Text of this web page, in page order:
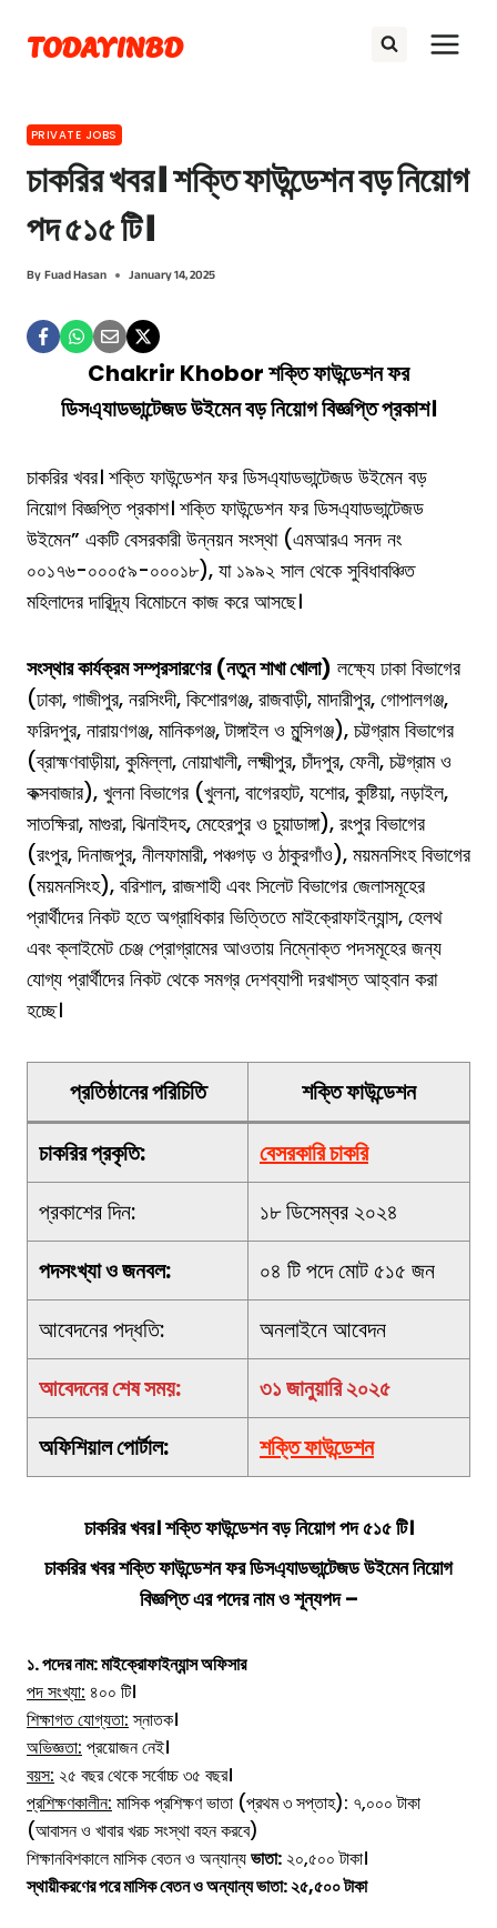
content
TODAYINBD
PRIVATE JOBS
চাকরির খবর। শক্তি ফাউন্ডেশন বড় নিয়োগ
পদ ৫১৫ টি।
ByFuad Hasan January 14, 2025
Chakrir Khobor শক্তি ফাউন্ডেশন ফর
ডিসএ্যাডভান্টেজড উইমেন বড় নিয়োগ বিজ্ঞপ্তি প্রকাশ।
চাকরির খবর। শক্তি ফাউন্ডেশন ফর ডিসএ্যাডভান্টেজড উইমেন বড়
নিয়োগ বিজ্ঞপ্তি প্রকাশ। শক্তি ফাউন্ডেশন ফর ডিসএ্যাডভান্টেজড
উইমেন” একটি বেসরকারী উন্নয়ন সংস্থা (এমআরএ সনদ নং
০০১৭৬-০০০৫৯-০০০১৮), যা ১৯৯২ সাল থেকে সুবিধাবঞ্চিত
মহিলাদের দারিদ্র্য বিমোচনে কাজ করে আসছে।
সংস্থার কার্যক্রম সম্প্রসারণের (নতুন শাখা খোলা) লক্ষ্যে ঢাকা বিভাগের
(ঢাকা, গাজীপুর, নরসিংদী, কিশোরগঞ্জ, রাজবাড়ী, মাদারীপুর, গোপালগঞ্জ,
ফরিদপুর, নারায়ণগঞ্জ, মানিকগঞ্জ, টাঙ্গাইল ও মুন্সিগঞ্জ), চট্টগ্রাম বিভাগের
(ব্রাহ্মণবাড়ীয়া, কুমিল্লা, নোয়াখালী, লক্ষ্মীপুর, চাঁদপুর, ফেনী, চট্টগ্রাম ও
কক্সবাজার), খুলনা বিভাগের (খুলনা, বাগেরহাট, যশোর, কুষ্টিয়া, নড়াইল,
সাতক্ষিরা, মাগুরা, ঝিনাইদহ, মেহেরপুর ও চুয়াডাঙ্গা), রংপুর বিভাগের
(রংপুর, দিনাজপুর, নীলফামারী, পঞ্চগড় ও ঠাকুরগাঁও), ময়মনসিংহ বিভাগের
(ময়মনসিংহ), বরিশাল, রাজশাহী এবং সিলেট বিভাগের জেলাসমূহের
প্রার্থীদের নিকট হতে অগ্রাধিকার ভিত্তিতে মাইক্রোফাইন্যান্স, হেলথ
এবং ক্লাইমেট চেঞ্জ প্রোগ্রামের আওতায় নিম্নোক্ত পদসমূহের জন্য
যোগ্য প্রার্থীদের নিকট থেকে সমগ্র দেশব্যাপী দরখাস্ত আহ্বান করা
হচ্ছে।
প্রতিষ্ঠানের পরিচিতি
শক্তি ফাউন্ডেশন
চাকরির প্রকৃতি:
বেসরকারি চাকরি
প্রকাশের দিন:
১৮ ডিসেম্বর ২০২৪
পদসংখ্যা ও জনবল:
০৪ টি পদে মোট ৫১৫ জন
আবেদনের পদ্ধতি:
অনলাইনে আবেদন
আবেদনের শেষ সময়:
৩১ জানুয়ারি ২০২৫
অফিশিয়াল পোর্টাল:
শক্তি ফাউন্ডেশন
চাকরির খবর। শক্তি ফাউন্ডেশন বড় নিয়োগ পদ ৫১৫ টি।
চাকরির খবর শক্তি ফাউন্ডেশন ফর ডিসএ্যাডভান্টেজড উইমেন নিয়োগ
বিজ্ঞপ্তি এর পদের নাম ও শূন্যপদ –
১. পদের নাম: মাইক্রোফাইন্যান্স অফিসার
পদ সংখ্যা: ৪০০ টি।
শিক্ষাগত যোগ্যতা:স্নাতক।
অভিজ্ঞতা: প্রয়োজন নেই।
বয়স: ২৫ বছর থেকে সর্বোচ্চ ৩৫ বছর।
প্রশিক্ষণকালীন: মাসিক প্রশিক্ষণ ভাতা (প্রথম ৩ সপ্তাহ): ৭,০০০ টাকা
(আবাসন ও খাবার খরচ সংস্থা বহন করবে)
শিক্ষানবিশকালে মাসিক বেতন ও অন্যান্যভাতা: ২০,৫০০ টাকা।
স্থায়ীকরণের পরে মাসিক বেতন ও অন্যান্য ভাতা: ২৫,৫০০ টাকা